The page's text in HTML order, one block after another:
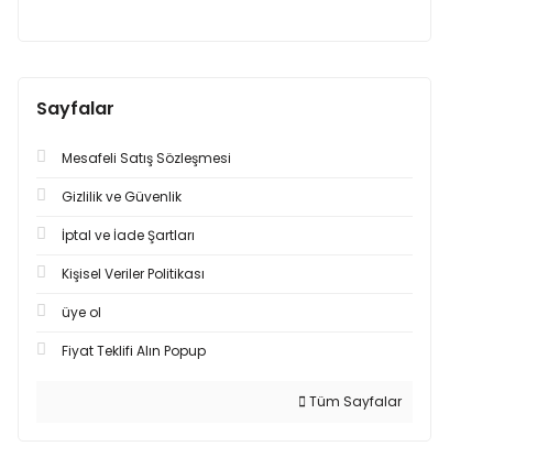
Sayfalar
Mesafeli Satış Sözleşmesi
Gizlilik ve Güvenlik
İptal ve İade Şartları
Kişisel Veriler Politikası
üye ol
Fiyat Teklifi Alın Popup
Tüm Sayfalar